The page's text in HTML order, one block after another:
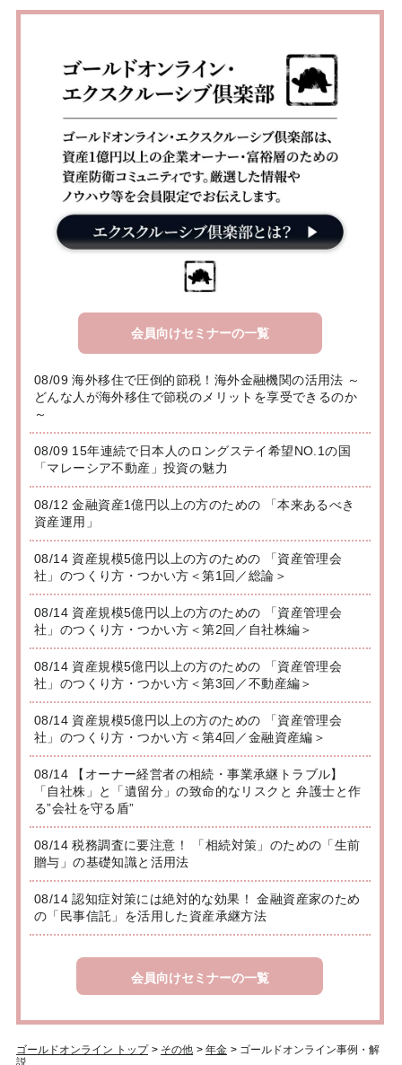
会員向けセミナーの一覧
08/09 海外移住で圧倒的節税！海外金融機関の活用法 ～
どんな人が海外移住で節税のメリットを享受できるのか
～
08/09 15年連続で日本人のロングステイ希望NO.1の国
「マレーシア不動産」投資の魅力
08/12 金融資産1億円以上の方のための 「本来あるべき
資産運用」
08/14 資産規模5億円以上の方のための 「資産管理会
社」のつくり方・つかい方＜第1回／総論＞
08/14 資産規模5億円以上の方のための 「資産管理会
社」のつくり方・つかい方＜第2回／自社株編＞
08/14 資産規模5億円以上の方のための 「資産管理会
社」のつくり方・つかい方＜第3回／不動産編＞
08/14 資産規模5億円以上の方のための 「資産管理会
社」のつくり方・つかい方＜第4回／金融資産編＞
08/14 【オーナー経営者の相続・事業承継トラブル】
「自社株」と「遺留分」の致命的なリスクと 弁護士と作
る”会社を守る盾”
08/14 税務調査に要注意！ 「相続対策」のための「生前
贈与」の基礎知識と活用法
08/14 認知症対策には絶対的な効果！ 金融資産家のため
の「民事信託」を活用した資産承継方法
会員向けセミナーの一覧
ゴールドオンライン トップ > その他 > 年金 > ゴールドオンライン事例・解
説